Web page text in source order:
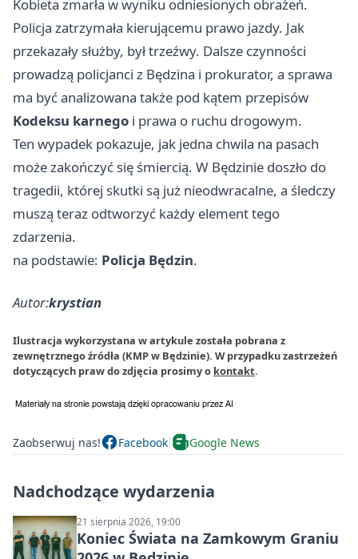
Kobieta zmarła w wyniku odniesionych obrażeń.
Policja zatrzymała kierującemu prawo jazdy. Jak
przekazały służby, był trzeźwy. Dalsze czynności
prowadzą policjanci z Będzina i prokurator, a sprawa
ma być analizowana także pod kątem przepisów
Kodeksu karnego i prawa o ruchu drogowym.
Ten wypadek pokazuje, jak jedna chwila na pasach
może zakończyć się śmiercią. W Będzinie doszło do
tragedii, której skutki są już nieodwracalne, a śledczy
muszą teraz odtworzyć każdy element tego
zdarzenia.
na podstawie: Policja Będzin.
Autor:krystian
Ilustracja wykorzystana w artykule została pobrana z
zewnętrznego źródła (KMP w Będzinie). W przypadku zastrzeżeń
dotyczących praw do zdjęcia prosimy o kontakt.
Zaobserwuj nas! Facebook Google News
Nadchodzące wydarzenia
21 sierpnia 2026, 19:00
Koniec Świata na Zamkowym Graniu